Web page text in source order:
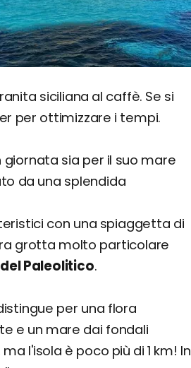
siciliana al caffè. Se si
per ottimizzare i tempi.
giornata sia per il suo mare
da una splendida
con una spiaggetta di
grotta molto particolare
Paleolitico.
per una flora
e un mare dai fondali
l'isola è poco più di 1 km! In